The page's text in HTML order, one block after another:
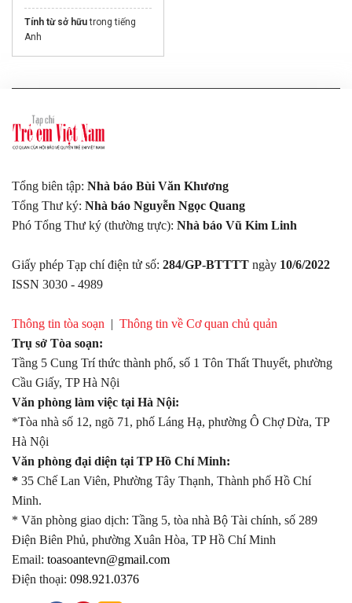
Tính từ sở hữutrong tiếng
Anh
Tổng biên tập: Nhà báo Bùi Văn Khương
Tổng Thư ký: Nhà báo Nguyễn Ngọc Quang
Phó Tổng Thư ký (thường trực): Nhà báo Vũ Kim Linh
Giấy phép Tạp chí điện tử số: 284/GP-BTTTT ngày 10/6/2022
ISSN 3030 - 4989
Thông tin tòa soạn | Thông tin về Cơ quan chủ quản
Trụ sở Tòa soạn:
Tầng 5 Cung Trí thức thành phố, số 1 Tôn Thất Thuyết, phường
Cầu Giấy, TP Hà Nội
Văn phòng làm việc tại Hà Nội:
*Tòa nhà số 12, ngõ 71, phố Láng Hạ, phường Ô Chợ Dừa, TP
Hà Nội
Văn phòng đại diện tại TP Hồ Chí Minh:
* 35 Chế Lan Viên, Phường Tây Thạnh, Thành phố Hồ Chí
Minh.
* Văn phòng giao dịch: Tầng 5, tòa nhà Bộ Tài chính, số 289
Điện Biên Phủ, phường Xuân Hòa, TP Hồ Chí Minh
Email: toasoantevn@gmail.com
Điện thoại: 098.921.0376